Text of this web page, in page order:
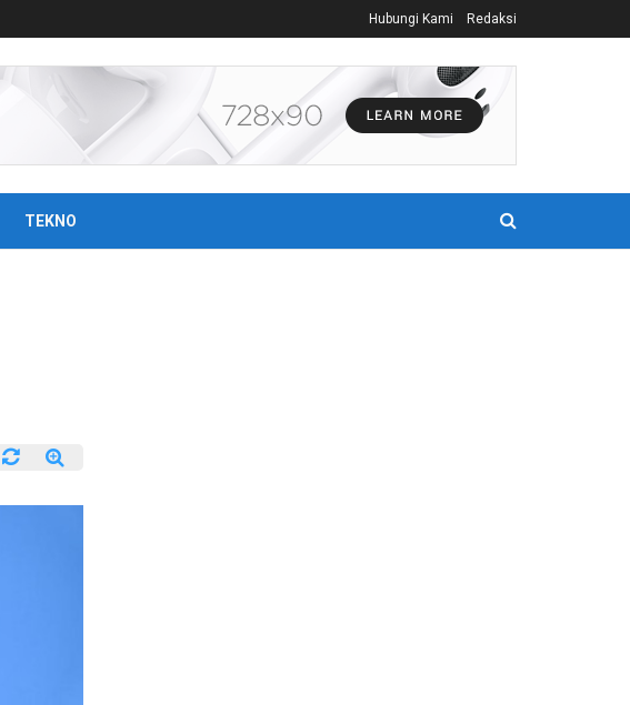
Hubungi Kami Redaksi
TEKNO